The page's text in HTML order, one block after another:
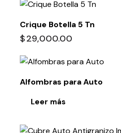
Crique Botella 5 Tn
$29,000.00
Alfombras para Auto
Leer más